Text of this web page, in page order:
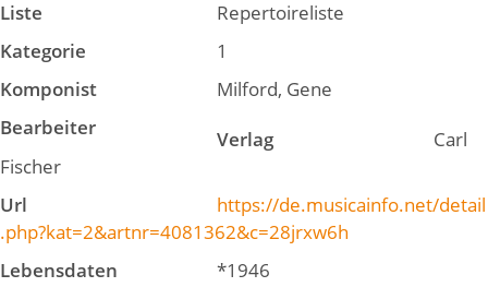
Liste
Repertoireliste
Kategorie
1
Komponist
Milford, Gene
Bearbeiter
Verlag
Carl
Fischer
Url
https://de.musicainfo.net/detail
.php?kat=2&artnr=4081362&c=28jrxw6h
Lebensdaten
*1946